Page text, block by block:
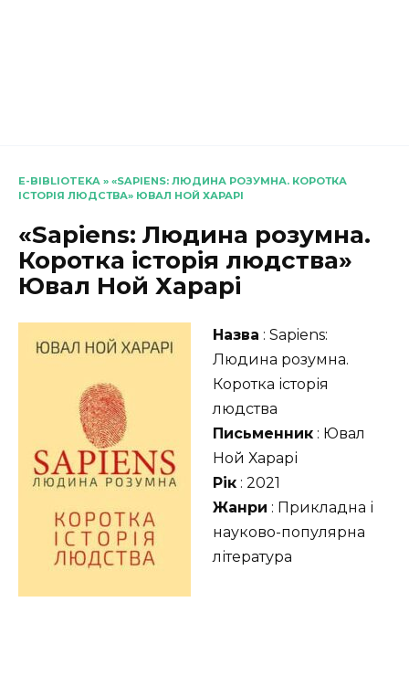
E-BIBLIOTEKA » «SAPIENS: ЛЮДИНА РОЗУМНА. КОРОТКА
ІСТОРІЯ ЛЮДСТВА» ЮВАЛ НОЙ ХАРАРІ
«Sapiens: Людина розумна.
Коротка історія людства»
Ювал Ной Харарі
Назва : Sapiens:
Людина розумна.
Коротка історія
людства
Письменник : Ювал
Ной Харарі
Рік : 2021
Жанри : Прикладна і
науково-популярна
література